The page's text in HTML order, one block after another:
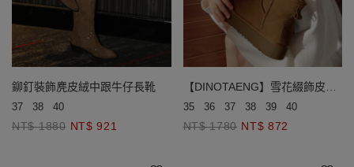
鉚釘裝飾麂皮絨中跟牛仔長靴
37 38 40
NT$ 1880 NT$ 921
【DINOTAENG】雪花綴飾皮標
厚底短筒雪靴
35 36 37 38 39 40
NT$ 1780 NT$ 872